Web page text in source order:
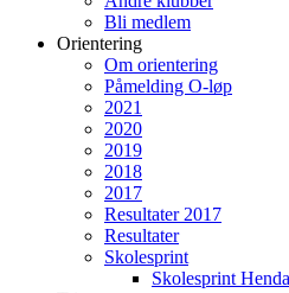
Bli medlem
Orientering
Om orientering
Påmelding O-løp
2021
2020
2019
2018
2017
Resultater 2017
Resultater
Skolesprint
Skolesprint